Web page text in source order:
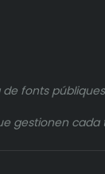
fonts
gestionen